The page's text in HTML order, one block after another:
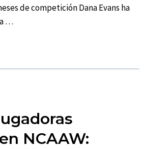
de competición Dana Evans ha
…
NCAAW: